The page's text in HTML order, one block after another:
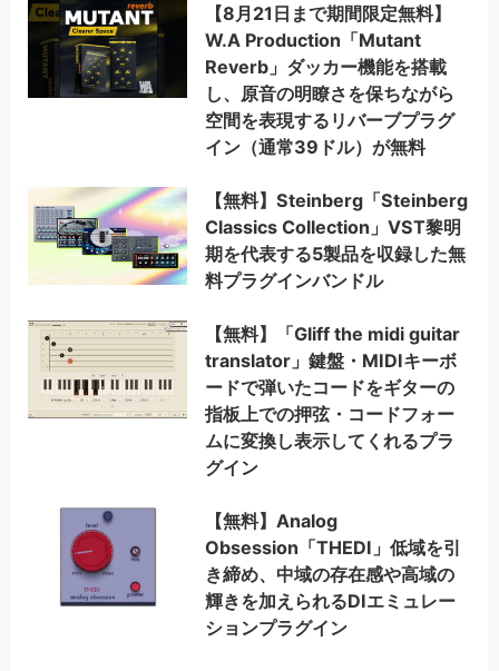
【8月21日まで期間限定無料】
W.A Production「Mutant
Reverb」ダッカー機能を搭載
し、原音の明瞭さを保ちながら
空間を表現するリバーブプラグ
イン（通常39ドル）が無料
【無料】Steinberg「Steinberg
Classics Collection」VST黎明
期を代表する5製品を収録した無
料プラグインバンドル
【無料】「Gliff the midi guitar
translator」鍵盤・MIDIキーボ
ードで弾いたコードをギターの
指板上での押弦・コードフォー
ムに変換し表示してくれるプラ
グイン
【無料】Analog
Obsession「THEDI」低域を引
き締め、中域の存在感や高域の
輝きを加えられるDIエミュレー
ションプラグイン